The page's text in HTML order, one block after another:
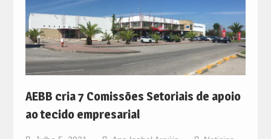
AEBB cria 7 Comissões Setoriais de apoio
ao tecido empresarial